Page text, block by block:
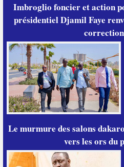
Imbroglio foncier et action
présidentiel Djamil Faye
Le murmure des salons
vers les ors du